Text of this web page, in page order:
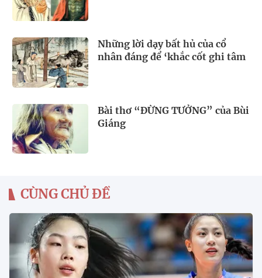
Những lời dạy bất hủ của cổ
nhân đáng để ‘khắc cốt ghi tâm
Bài thơ “ĐỪNG TƯỞNG” của Bùi
Giáng
CÙNG CHỦ ĐỀ